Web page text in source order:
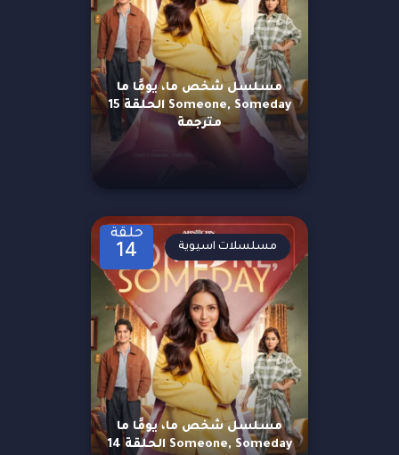
مسلسل شخص ما، يومًا ما
Someone, Someday الحلقة 15
مترجمة
حلقة
14
مسلسل شخص ما، يومًا ما
Someone, Someday الحلقة 14
مسلسلات اسيوية